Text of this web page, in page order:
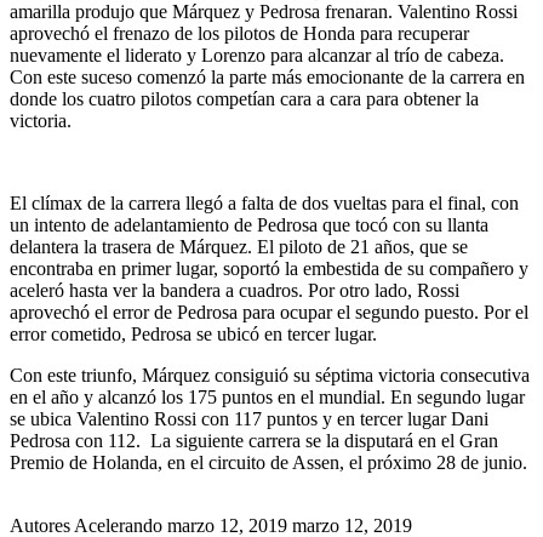
amarilla produjo que Márquez y Pedrosa frenaran. Valentino Rossi
aprovechó el frenazo de los pilotos de Honda para recuperar
nuevamente el liderato y Lorenzo para alcanzar al trío de cabeza.
Con este suceso comenzó la parte más emocionante de la carrera en
donde los cuatro pilotos competían cara a cara para obtener la
victoria.
El clímax de la carrera llegó a falta de dos vueltas para el final, con
un intento de adelantamiento de Pedrosa que tocó con su llanta
delantera la trasera de Márquez. El piloto de 21 años, que se
encontraba en primer lugar, soportó la embestida de su compañero y
aceleró hasta ver la bandera a cuadros. Por otro lado, Rossi
aprovechó el error de Pedrosa para ocupar el segundo puesto. Por el
error cometido, Pedrosa se ubicó en tercer lugar.
Con este triunfo, Márquez consiguió su séptima victoria consecutiva
en el año y alcanzó los 175 puntos en el mundial. En segundo lugar
se ubica Valentino Rossi con 117 puntos y en tercer lugar Dani
Pedrosa con 112. La siguiente carrera se la disputará en el Gran
Premio de Holanda, en el circuito de Assen, el próximo 28 de junio.
Autores Acelerando marzo 12, 2019 marzo 12, 2019